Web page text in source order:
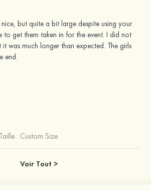
nice, but quite a bit large despite using your
to get them taken in for the event. I did not
was much longer than expected. The girls
end.
Taille : Custom Size
Voir Tout >